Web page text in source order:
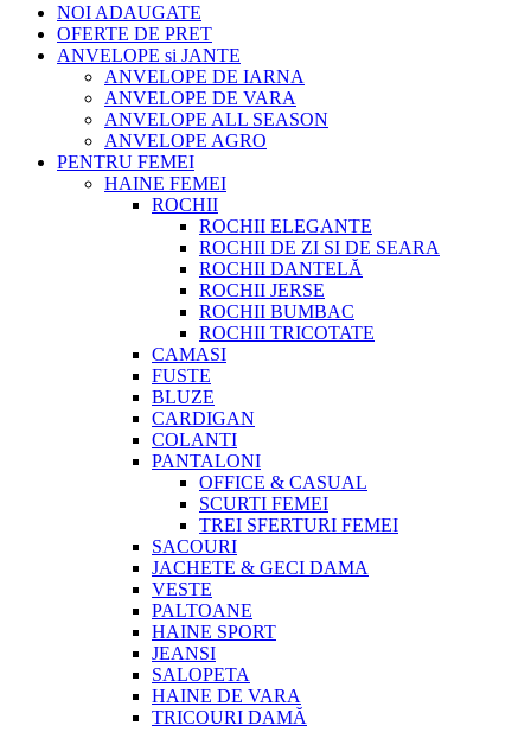
NOI ADAUGATE
OFERTE DE PRET
ANVELOPE si JANTE
ANVELOPE DE IARNA
ANVELOPE DE VARA
ANVELOPE ALL SEASON
ANVELOPE AGRO
PENTRU FEMEI
HAINE FEMEI
ROCHII
ROCHII ELEGANTE
ROCHII DE ZI SI DE SEARA
ROCHII DANTELĂ
ROCHII JERSE
ROCHII BUMBAC
ROCHII TRICOTATE
CAMASI
FUSTE
BLUZE
CARDIGAN
COLANTI
PANTALONI
OFFICE & CASUAL
SCURTI FEMEI
TREI SFERTURI FEMEI
SACOURI
JACHETE & GECI DAMA
VESTE
PALTOANE
HAINE SPORT
JEANSI
SALOPETA
HAINE DE VARA
TRICOURI DAMĂ